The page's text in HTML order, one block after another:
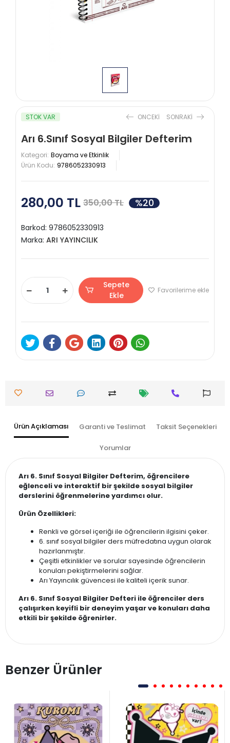
STOK VAR ONCEKI SONRAKI
Arı 6.Sınıf Sosyal Bilgiler Defterim
Kategori: Boyama ve Etkinlik
Ürün Kodu: 9786052330913
280,00 TL 350,00 TL %20
Barkod: 9786052330913
Marka: ARI YAYINCILIK
Sepete
Ekle
Favorilerime ekle
Ürün Açıklaması Garanti ve Teslimat Taksit Seçenekleri
Yorumlar
Arı 6. Sınıf Sosyal Bilgiler Defterim, öğrencilere
eğlenceli ve interaktif bir şekilde sosyal bilgiler
derslerini öğrenmelerine yardımcı olur.
Ürün Özellikleri:
Renkli ve görsel içeriği ile öğrencilerin ilgisini çeker.
6. sınıf sosyal bilgiler ders müfredatına uygun olarak
hazırlanmıştır.
Çeşitli etkinlikler ve sorular sayesinde öğrencilerin
konuları pekiştirmelerini sağlar.
Arı Yayıncılık güvencesi ile kaliteli içerik sunar.
Arı 6. Sınıf Sosyal Bilgiler Defteri ile öğrenciler ders
çalışırken keyifli bir deneyim yaşar ve konuları daha
etkili bir şekilde öğrenirler.
Benzer Ürünler